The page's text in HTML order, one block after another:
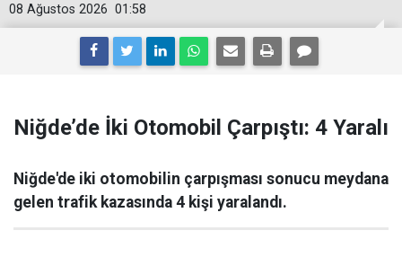
01:58
08 Ağustos 2026
Niğde’de İki Otomobil Çarpıştı: 4 Yaralı
Niğde'de iki otomobilin çarpışması sonucu meydana
gelen trafik kazasında 4 kişi yaralandı.